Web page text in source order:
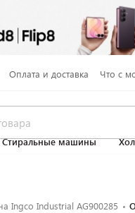
Оплата и доставка Что с
Стиральные машины
Ingco Industrial AG900285